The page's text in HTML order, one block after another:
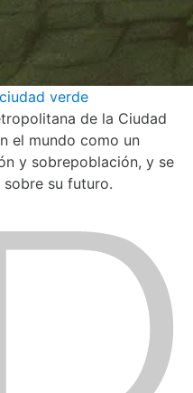
verde
de la Ciudad
el mundo como un
y sobrepoblación, y se
su futuro.